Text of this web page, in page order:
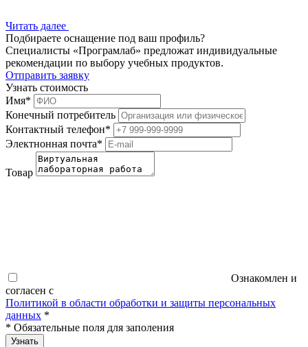
Читать далее
Подбираете оснащение под ваш профиль?
Специалисты «Програмлаб» предложат индивидуальные
рекомендации по выбору учебных продуктов.
Отправить заявку
Узнать стоимость
Имя*
Конечный потребитель
Контактный телефон*
Электнонная почта*
Товар
Ознакомлен и
согласен с
Политикой в области обработки и защиты персональных
данных *
* Обязательные поля для заполения
Узнать